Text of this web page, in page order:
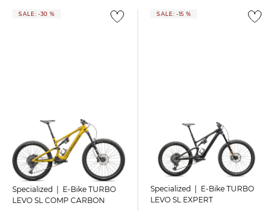
SALE: -30 %
Specialized | E-Bike TURBO
LEVO SL COMP CARBON
SALE: -15 %
Specialized | E-Bike TURBO
LEVO SL EXPERT